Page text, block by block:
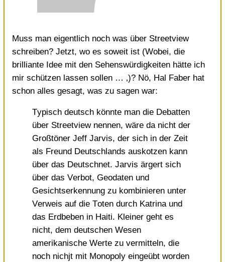
Muss man eigentlich noch was über Streetview
schreiben? Jetzt, wo es soweit ist (Wobei, die
brilliante Idee mit den Sehenswürdigkeiten hätte ich
mir schützen lassen sollen … ‚)? Nö, Hal Faber hat
schon alles gesagt, was zu sagen war:
Typisch deutsch könnte man die Debatten
über Streetview nennen, wäre da nicht der
Großtöner Jeff Jarvis, der sich in der Zeit
als Freund Deutschlands auskotzen kann
über das Deutschnet. Jarvis ärgert sich
über das Verbot, Geodaten und
Gesichtserkennung zu kombinieren unter
Verweis auf die Toten durch Katrina und
das Erdbeben in Haiti. Kleiner geht es
nicht, dem deutschen Wesen
amerikanische Werte zu vermitteln, die
noch nichjt mit Monopoly eingeübt worden